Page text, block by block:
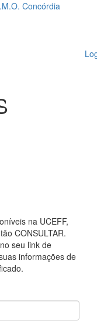
Concórdia
na UCEFF,
CONSULTAR.
seu link de
informações de